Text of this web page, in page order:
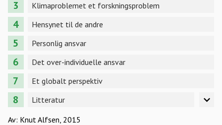
Klimaproblemet et forskningsproblem
Hensynet til de andre
Personlig ansvar
Det over-individuelle ansvar
Et globalt perspektiv
Litteratur
Av: Knut Alfsen, 2015